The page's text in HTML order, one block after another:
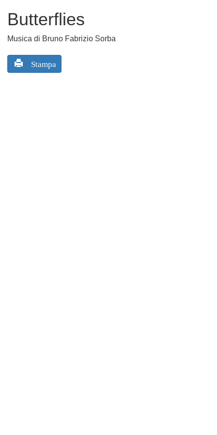
Butterflies
Musica di Bruno Fabrizio Sorba
Stampa